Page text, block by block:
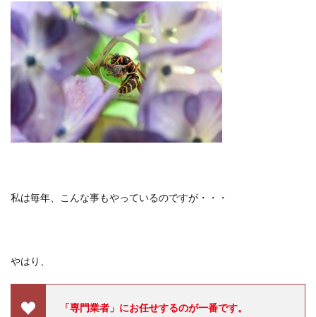
私は毎年、こんな事もやっているのですが・・・
やはり、
「専門業者」にお任せするのが一番です。